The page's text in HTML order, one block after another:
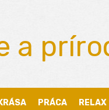
a
KRÁSA PRÁCA RELAX